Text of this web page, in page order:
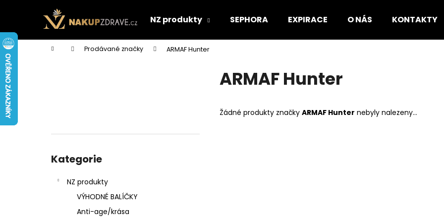
NZ produkty SEPHORA EXPIRACE O NÁS KONTAKTY
Domů Prodávané značky ARMAF Hunter
kategorie
Kategorie
NZ produkty
VÝHODNÉ BALÍČKY
Anti-age/krása
ARMAF Hunter
Žádné produkty značky ARMAF Hunter nebyly nalezeny...
š
í
k
Zpět
do
Zpět
do